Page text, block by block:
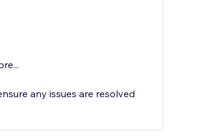
any issues are resolved